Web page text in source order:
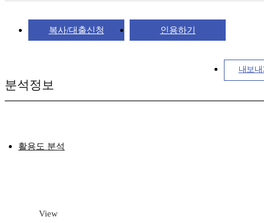
복사/대출신청 인용하기
내보내
분석정보
활용도 분석
View